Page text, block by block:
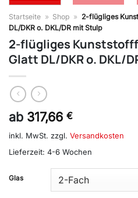
Startseite » Shop » 2-flügliges
DL/DKR o. DKL/DR mit Stulp
2-flügliges
Glatt DL/DKR o. DKL/
ab 317,66 €
inkl. MwSt. zzgl. Versandkosten
Lieferzeit: 4-6 Wochen
Glas